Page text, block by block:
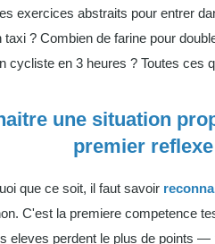
exercices abstraits pour entrer
? Combien de farine pour
cycliste en 3 heures ? Toutes ces
une situation
premier reflexe
que ce soit, il faut savoir
C'est la premiere competence
eleves perdent le plus de points